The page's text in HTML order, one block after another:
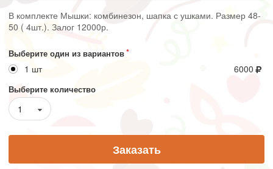
В комплекте Мышки: комбинезон, шапка с ушками. Размер 48-
50 ( 4шт.). Залог 12000р.
Выберите один из вариантов
1 шт 6000
Выберите количество
1
Заказать